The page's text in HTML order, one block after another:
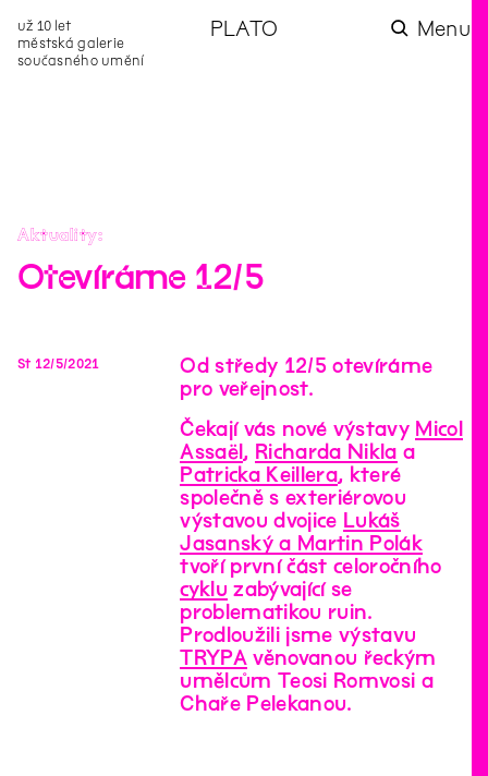
už 10 let
městská galerie
současného umění
PLATO Menu
Aktuality
Otevíráme 12/5
St 12/5/2021
Od středy 12/5 otevíráme
pro veřejnost.
Čekají vás nové výstavy Micol
Assaël , Richarda Nikla a
Patricka Keillera, které
společně s exteriérovou
výstavou dvojice Lukáš
Jasanský a Martin Polák
tvoří první část celoročního
cyklu zabývající se
problematikou ruin.
Prodloužili jsme výstavu
TRYPA věnovanou řeckým
umělcům Teosi Romvosi a
Chaře Pelekanou.